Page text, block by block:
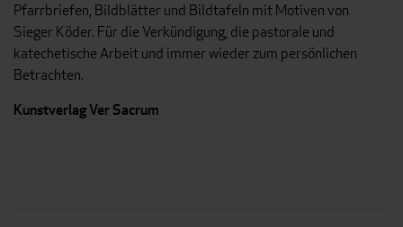
Pfarrbriefen, Bildblätter und Bildtafeln mit Motiven von
Sieger Köder. Für die Verkündigung, die pastorale und
katechetische Arbeit und immer wieder zum persönlichen
Betrachten.
Kunstverlag Ver Sacrum